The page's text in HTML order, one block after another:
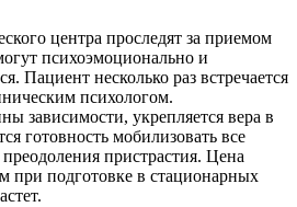
центра проследят за приемом
психоэмоционально и
Пациент несколько раз встречается
психологом.
зависимости, укрепляется вера в
готовность мобилизовать все
пристрастия. Цена
при подготовке в стационарных